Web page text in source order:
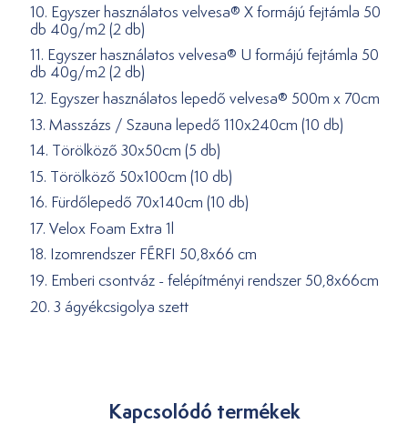
10. Egyszer használatos velvesa® X formájú fejtámla 50
db 40g/m2 (2 db)
11. Egyszer használatos velvesa® U formájú fejtámla 50
db 40g/m2 (2 db)
12. Egyszer használatos lepedő velvesa® 500m x 70cm
13. Masszázs / Szauna lepedő 110x240cm (10 db)
14. Törölköző 30x50cm (5 db)
15. Törölköző 50x100cm (10 db)
16. Fürdőlepedő 70x140cm (10 db)
17. Velox Foam Extra 1l
18. Izomrendszer FÉRFI 50,8x66 cm
19. Emberi csontváz - felépítményi rendszer 50,8x66cm
20. 3 ágyékcsigolya szett
Kapcsolódó termékek